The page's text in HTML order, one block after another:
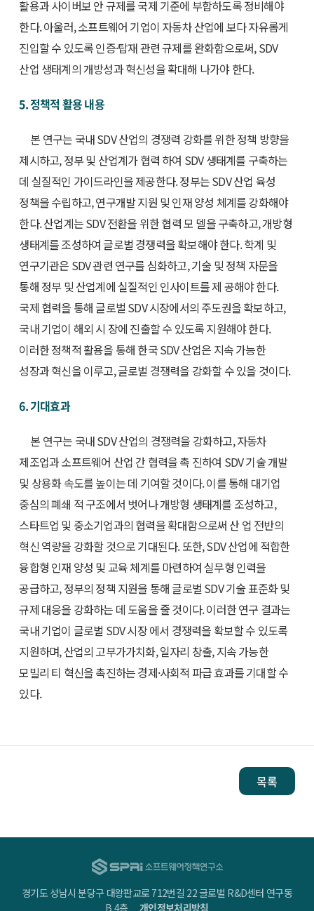
활용과 사이버보 안 규제를 국제 기준에 부합하도록 정비해야
한다. 아울러, 소프트웨어 기업이 자동차 산업에 보다 자유롭게
진입할 수 있도록 인증·탑재 관련 규제를 완화함으로써, SDV
산업 생태계의 개방성과 혁신성을 확대해 나가야 한다.
5. 정책적 활용 내용
본 연구는 국내 SDV 산업의 경쟁력 강화를 위한 정책 방향을
제시하고, 정부 및 산업계가 협력 하여 SDV 생태계를 구축하는
데 실질적인 가이드라인을 제공한다. 정부는 SDV 산업 육성
정책을 수립하고, 연구개발 지원 및 인재 양성 체계를 강화해야
한다. 산업계는 SDV 전환을 위한 협력 모 델을 구축하고, 개방형
생태계를 조성하여 글로벌 경쟁력을 확보해야 한다. 학계 및
연구기관은 SDV 관련 연구를 심화하고, 기술 및 정책 자문을
통해 정부 및 산업계에 실질적인 인사이트를 제 공해야 한다.
국제 협력을 통해 글로벌 SDV 시장에서의 주도권을 확보하고,
국내 기업이 해외 시 장에 진출할 수 있도록 지원해야 한다.
이러한 정책적 활용을 통해 한국 SDV 산업은 지속 가능한
성장과 혁신을 이루고, 글로벌 경쟁력을 강화할 수 있을 것이다.
6. 기대효과
본 연구는 국내 SDV 산업의 경쟁력을 강화하고, 자동차
제조업과 소프트웨어 산업 간 협력을 촉 진하여 SDV 기술 개발
및 상용화 속도를 높이는 데 기여할 것이다. 이를 통해 대기업
중심의 폐쇄 적 구조에서 벗어나 개방형 생태계를 조성하고,
스타트업 및 중소기업과의 협력을 확대함으로써 산 업 전반의
혁신 역량을 강화할 것으로 기대된다. 또한, SDV 산업에 적합한
융합형 인재 양성 및 교육 체계를 마련하여 실무형 인력을
공급하고, 정부의 정책 지원을 통해 글로벌 SDV 기술 표준화 및
규제 대응을 강화하는 데 도움을 줄 것이다. 이러한 연구 결과는
국내 기업이 글로벌 SDV 시장 에서 경쟁력을 확보할 수 있도록
지원하며, 산업의 고부가가치화, 일자리 창출, 지속 가능한
모빌리 티 혁신을 촉진하는 경제·사회적 파급 효과를 기대할 수
있다.
목록
경기도 성남시 분당구 대왕판교로 712번길 22 글로벌 R&D센터 연구동
B 4층개인정보처리방침